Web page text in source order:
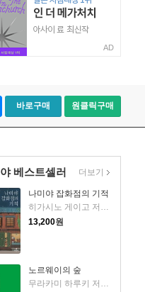
AD
바로구매 원클릭구매
베스트셀러
나미야 잡화점의 기적
히가시노 게이고 저/양윤옥 역
13,200원
노르웨이의 숲
더보기